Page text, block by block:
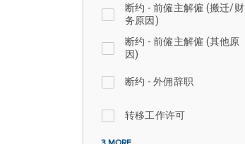
断约 - 前僱主解僱 (搬迁/财
务原因)
断约 - 前僱主解僱 (其他原
因)
断约 - 外佣辞职
转移工作许可